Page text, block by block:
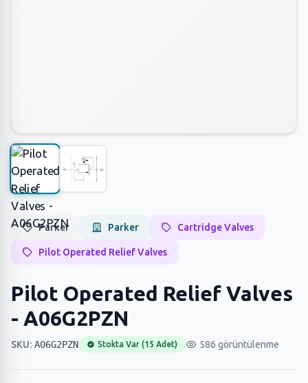
Parker Parker Cartridge Valves
Pilot Operated Relief Valves
Pilot Operated Relief Valves
- A06G2PZN
SKU: A06G2PZN Stokta Var (15 Adet) 586 görüntülenme